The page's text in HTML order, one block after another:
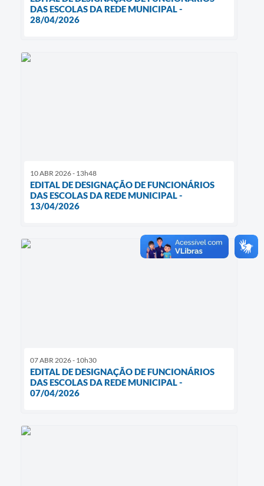
DAS ESCOLAS DA REDE MUNICIPAL -
28/04/2026
10 ABR 2026 - 13h48
EDITAL DE DESIGNAÇÃO DE FUNCIONÁRIOS
DAS ESCOLAS DA REDE MUNICIPAL -
13/04/2026
07 ABR 2026 - 10h30
EDITAL DE DESIGNAÇÃO DE FUNCIONÁRIOS
DAS ESCOLAS DA REDE MUNICIPAL -
07/04/2026